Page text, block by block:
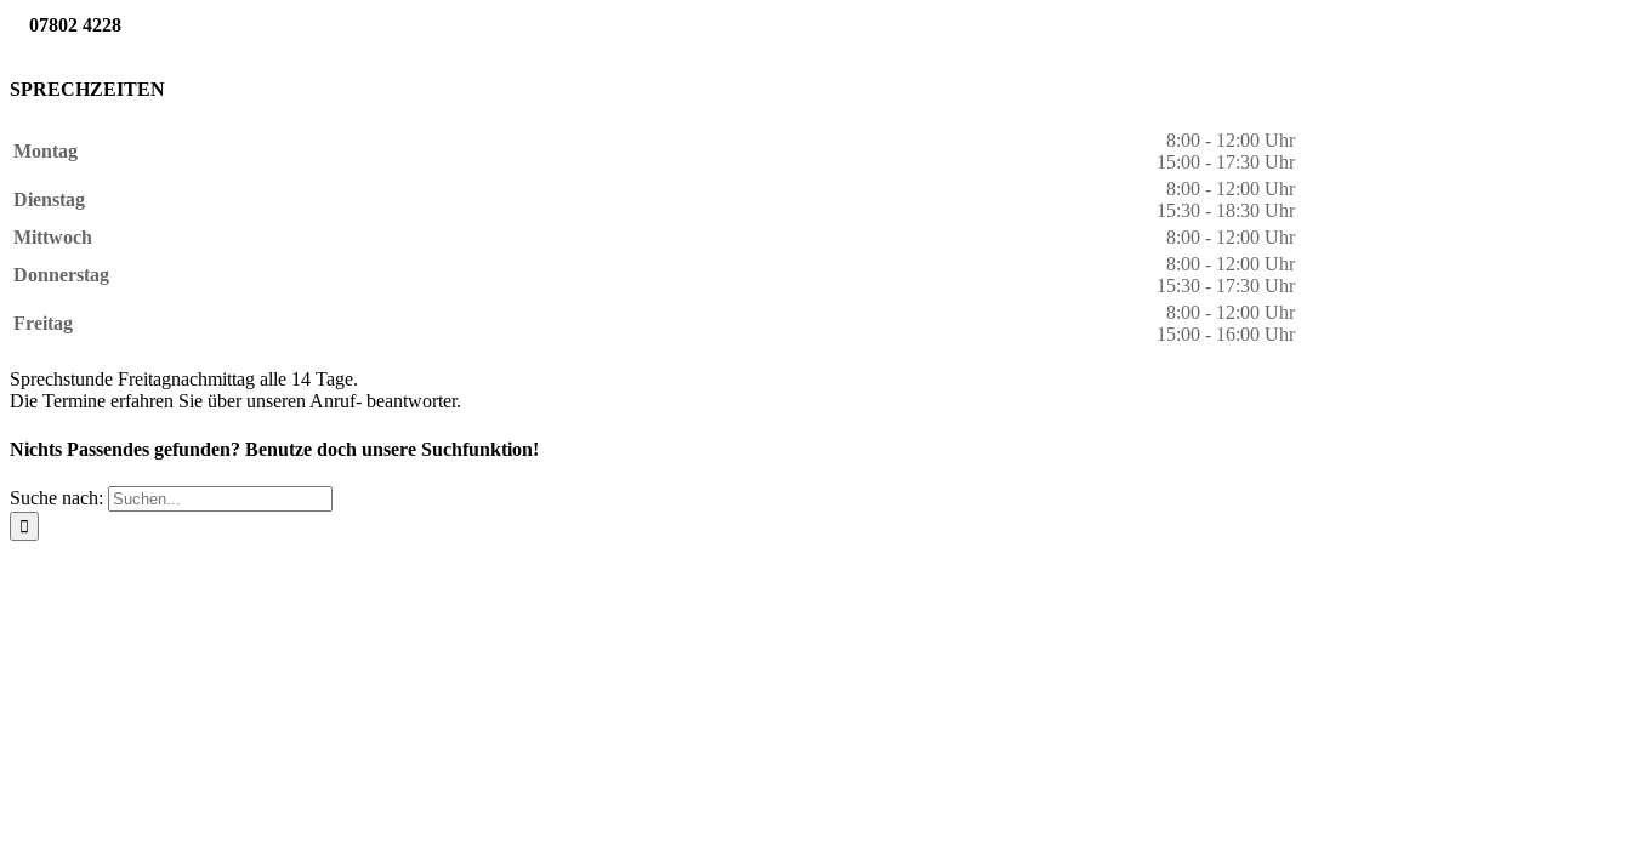
07802 4228
SPRECHZEITEN
Montag
8:00 - 12:00 Uhr
15:00 - 17:30 Uhr
Dienstag
8:00 - 12:00 Uhr
15:30 - 18:30 Uhr
Mittwoch
8:00 - 12:00 Uhr
Donnerstag
8:00 - 12:00 Uhr
15:30 - 17:30 Uhr
Freitag
8:00 - 12:00 Uhr
15:00 - 16:00 Uhr
Sprechstunde Freitagnachmittag alle 14 Tage.
Die Termine erfahren Sie über unseren Anruf- beantworter.
Nichts Passendes gefunden? Benutze doch unsere Suchfunktion!
Suche nach: